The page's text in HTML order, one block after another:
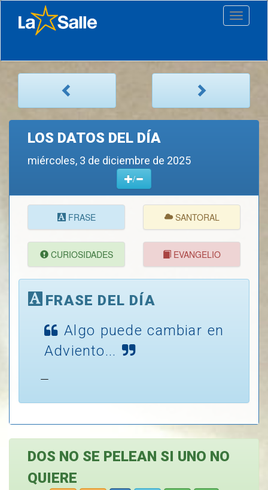
Toggle
LOS DATOS DEL DÍA
miércoles, 3 de diciembre de 2025
/
FRASE SANTORAL
CURIOSIDADES EVANGELIO
FRASE DEL DÍA
Algo puede cambiar en
Adviento...
DOS NO SE PELEAN SI UNO NO
QUIERE